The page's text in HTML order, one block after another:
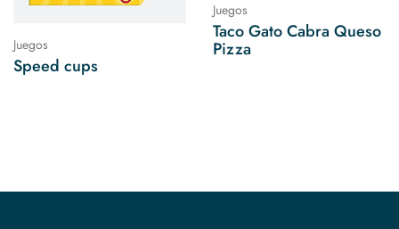
Juegos
Speed cups
Juegos
Taco Gato Cabra Queso
Pizza